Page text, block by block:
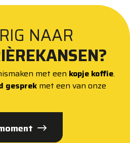
geplande inspecties en
In de praktijk
regelmatig.
richt zich op het
en installaties. In
ook de functie
een hybride rol tussen
NAAR
met een kopje koffie.
gesprek met een van onze